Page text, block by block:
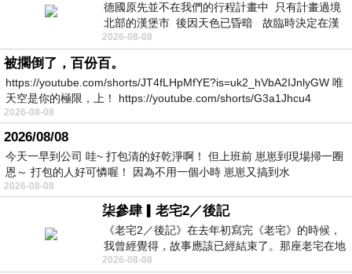
德國原先並不在我們的行程計畫中 只有計畫過境
北部的漢堡市 後因天色已昏暗 故臨時決定在漢
堡市吃晚餐和過夜
2026-08-08
被擱倒了，百份百。
https://youtube.com/shorts/JT4fLHpMfYE?is=uk2_hVbA2IJnlyGW 唯
天空是你的極限，上！ https://youtube.com/shorts/G3a1Jhcu4
2026-08-08
2026/08/08
今天一早到公司 哇~ 打包清的好乾淨啊！ 但上班前 崽崽到現場掃一圈
恩～ 打包的人好可憐喔！ 因為不用一個小時 崽崽又搞到水
2026-08-08
柒參肆▎老宅2／後記
《老宅2／後記》在去年初寫完《老宅》的時候，
我曾經覺得，故事應該已經結束了。那座老宅在地
震中倒塌，七個人終於離開那片黑暗，
2026-08-08